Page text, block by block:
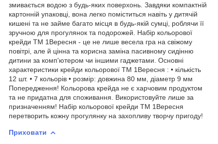
змивається водою з будь-яких поверхонь. Завдяки компактній
картонній упаковці, вона легко поміститься навіть у дитячій
кишені та не займе багато місця в будь-якій сумці, роблячи її
зручною для прогулянок та подорожей. Набір кольорової
крейди ТМ 1Вересня - це не лише весела гра на свіжому
повітрі, але й цінна та корисна заміна пасивному сидінню
дитини за комп'ютером чи іншими гаджетами. Основні
характеристики крейди кольорової ТМ 1Вересня : • кількість
12 шт. • 7 кольорів • розмір: довжина 80 мм, діаметр 9 мм
Попередження! Кольорова крейда не є харчовим продуктом
та не придатна для споживання. Використовуйте лише за
призначенням! Набір кольорової крейди ТМ 1Вересня
перетворить кожну прогулянку на захопливу творчу пригоду!
Приховати